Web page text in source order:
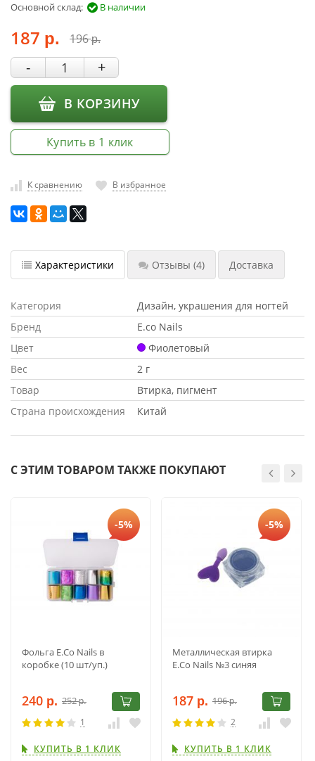
Пылесосы
Стерилизаторы
УЗ-ванны
Фрезы и
насадки
Хранение
инструмента
РАСПРОДАЖА
Основной склад: В наличии
187 р. 196р.
- +
В КОРЗИНУ
Купить в 1 клик
К сравнению В избранное
Характеристики Отзывы (4) Доставка
Категория
Дизайн, украшения для ногтей
Бренд
E.co Nails
Цвет
Фиолетовый
Вес
2 г
Товар
Втирка, пигмент
Страна происхождения
Китай
С ЭТИМ ТОВАРОМ ТАКЖЕ ПОКУПАЮТ
-5%
Фольга E.Co Nails в
коробке (10 шт/уп.)
240 р. 252р.
1
КУПИТЬ В 1 КЛИК
-5%
Металлическая втирка
E.Co Nails №3 синяя
187 р. 196р.
2
КУПИТЬ В 1 КЛИК